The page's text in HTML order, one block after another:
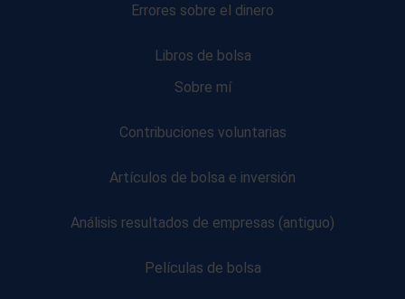
Errores sobre el dinero
Libros de bolsa
Sobre mí
Contribuciones voluntarias
Artículos de bolsa e inversión
Análisis resultados de empresas (antiguo)
Películas de bolsa